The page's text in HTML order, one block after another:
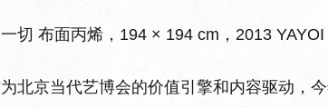
切 布面丙烯，194 × 194 cm，2013
北京当代艺博会的价值引擎和内容驱动，